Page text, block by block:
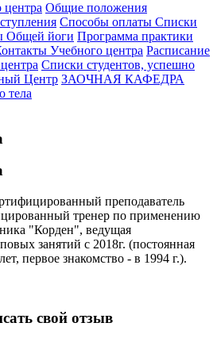
Общие положения
Способы оплаты Списки
Общей йоги Программа практики
Учебного центра Расписание
Списки студентов, успешно
Центр ЗАОЧНАЯ КАФЕДРА
тела
преподаватель
тренер по применению
"Корден", ведущая
занятий с 2018г. (постоянная
первое знакомство - в 1994 г.).
свой отзыв